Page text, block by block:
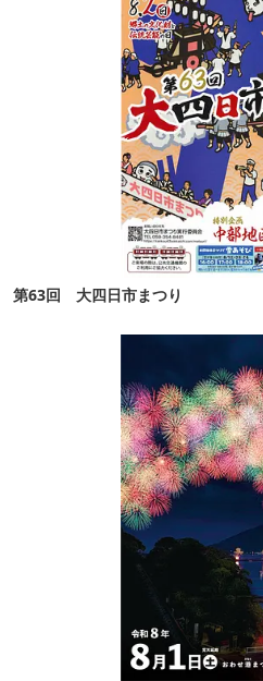
第63回 大四日市まつり